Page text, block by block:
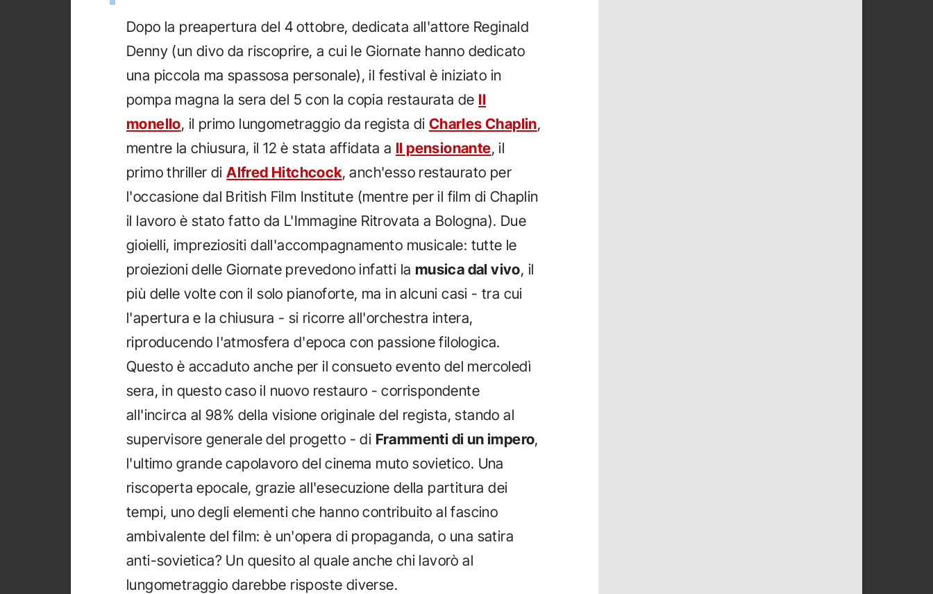
Dopo la preapertura del 4 ottobre, dedicata all'attore Reginald
Denny (un divo da riscoprire, a cui le Giornate hanno dedicato
una piccola ma spassosa personale), il festival è iniziato in
pompa magna la sera del 5 con la copia restaurata de Il
monello, il primo lungometraggio da regista di Charles Chaplin,
mentre la chiusura, il 12 è stata affidata a Il pensionante, il
primo thriller diAlfred Hitchcock, anch'esso restaurato per
l'occasione dal British Film Institute (mentre per il film di Chaplin
il lavoro è stato fatto da L'Immagine Ritrovata a Bologna). Due
gioielli, impreziositi dall'accompagnamento musicale: tutte le
proiezioni delle Giornate prevedono infatti la musica dal vivo, il
più delle volte con il solo pianoforte, ma in alcuni casi - tra cui
l'apertura e la chiusura - si ricorre all'orchestra intera,
riproducendo l'atmosfera d'epoca con passione filologica.
Questo è accaduto anche per il consueto evento del mercoledì
sera, in questo caso il nuovo restauro - corrispondente
all'incirca al 98% della visione originale del regista, stando al
supervisore generale del progetto - di Frammenti di un impero,
l'ultimo grande capolavoro del cinema muto sovietico. Una
riscoperta epocale, grazie all'esecuzione della partitura dei
tempi, uno degli elementi che hanno contribuito al fascino
ambivalente del film: è un'opera di propaganda, o una satira
anti-sovietica? Un quesito al quale anche chi lavorò al
lungometraggio darebbe risposte diverse.